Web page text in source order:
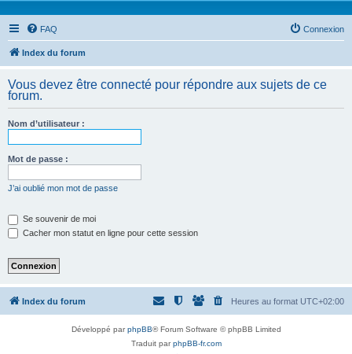
FAQ Connexion
Index du forum
Vous devez être connecté pour répondre aux sujets de ce
forum.
Nom d’utilisateur :
Mot de passe :
J’ai oublié mon mot de passe
Se souvenir de moi
Cacher mon statut en ligne pour cette session
Index du forum Heures au format UTC+02:00
Développé parphpBB® Forum Software © phpBB Limited
Traduit parphpBB-fr.com